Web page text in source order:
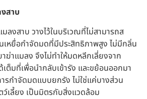
สาบ
ลงสาบ วางไว้ในบริเวณที่ไม่สามารถส
เหยื่อกำจัดมดที่มีประสิทธิภาพสูง ไม่มีกลิ่น
ฆ่าแมลง จึงไม่ทำให้มดหลีกเลี่ยงจาก
ต็มที่เพื่อนำกลับเข้ารัง และขย้อนออกมา
รกำจัดมดแบบยกรัง ไม่ใช่แค่บางส่วน
เลี้ยง เป็นมิตรกับสิ่งแวดล้อม